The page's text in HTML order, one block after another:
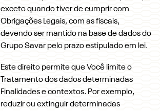
exceto quando tiver de cumprir com
Obrigações Legais, com as fiscais,
devendo ser mantido na base de dados do
Grupo Savar pelo prazo estipulado em lei.
Este direito permite que Você limite o
Tratamento dos dados determinadas
Finalidades e contextos. Por exemplo,
reduzir ou extinguir determinadas